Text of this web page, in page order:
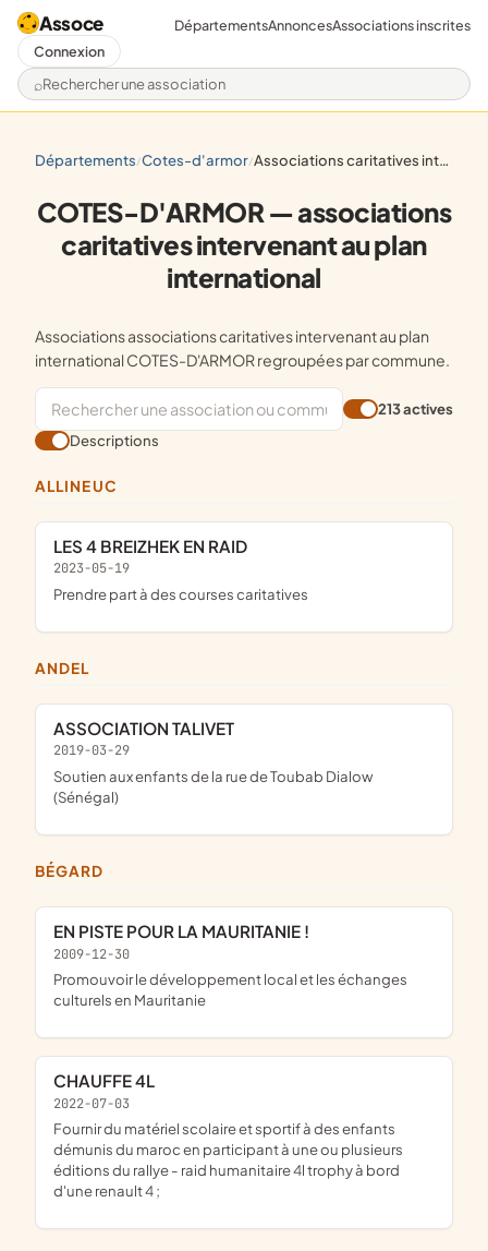
Assoce
Rechercher une association
DépartementsAnnoncesAssociations inscrites
Connexion
départements/ cotes-d'armor/ associations caritatives intervenant au plan international
COTES-D'ARMOR — associations
caritatives intervenant au plan
international
Associations associations caritatives intervenant au plan
international COTES-D'ARMOR regroupées par commune.
213 actives
Descriptions
ALLINEUC
LES 4 BREIZHEK EN RAID
2023-05-19
prendre part à des courses caritatives
ANDEL
ASSOCIATION TALIVET
2019-03-29
soutien aux enfants de la rue de Toubab Dialow
(Sénégal)
BÉGARD
EN PISTE POUR LA MAURITANIE !
2009-12-30
promouvoir le développement local et les échanges
culturels en Mauritanie
CHAUFFE 4L
2022-07-03
fournir du matériel scolaire et sportif à des enfants
démunis du maroc en participant à une ou plusieurs
éditions du rallye - raid humanitaire 4l trophy à bord
d'une renault 4 ;